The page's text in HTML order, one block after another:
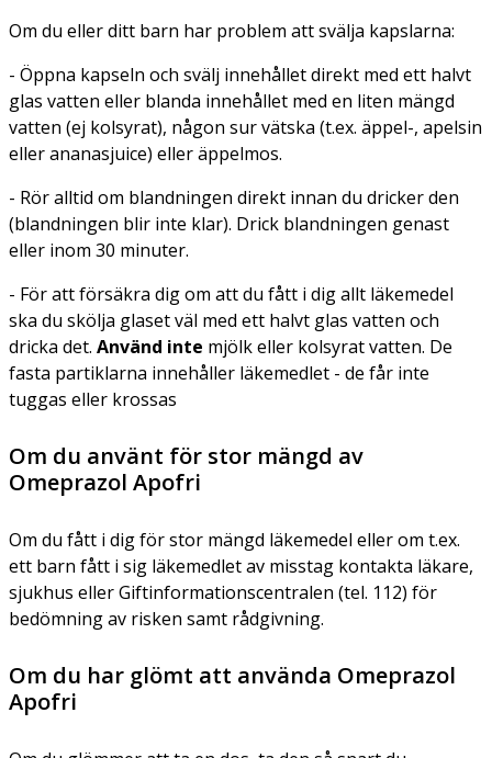
Om du eller ditt barn har problem att svälja kapslarna:
- Öppna kapseln och svälj innehållet direkt med ett halvt
glas vatten eller blanda innehållet med en liten mängd
vatten (ej kolsyrat), någon sur vätska (t.ex. äppel-, apelsin
eller ananasjuice) eller äppelmos.
- Rör alltid om blandningen direkt innan du dricker den
(blandningen blir inte klar). Drick blandningen genast
eller inom 30 minuter.
- För att försäkra dig om att du fått i dig allt läkemedel
ska du skölja glaset väl med ett halvt glas vatten och
dricka det. Använd inte mjölk eller kolsyrat vatten. De
fasta partiklarna innehåller läkemedlet - de får inte
tuggas eller krossas
Om du använt för stor mängd av
Omeprazol Apofri
Om du fått i dig för stor mängd läkemedel eller om t.ex.
ett barn fått i sig läkemedlet av misstag kontakta läkare,
sjukhus eller Giftinformationscentralen (tel. 112) för
bedömning av risken samt rådgivning.
Om du har glömt att använda Omeprazol
Apofri